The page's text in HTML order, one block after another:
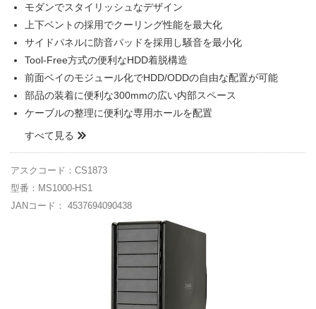
モダンでスタイリッシュなデザイン
上下ベントの採用でクーリング性能を最大化
サイドパネルに防音パッドを採用し騒音を最小化
Tool-Free方式の便利なHDD着脱構造
前面ベイのモジュール化でHDD/ODDの自由な配置が可能
部品の装着に便利な300mmの広い内部スペース
ケーブルの整理に便利な専用ホールを配置
すべて見る
アスクコード：CS1873
型番：MS1000-HS1
JANコード： 4537694090438